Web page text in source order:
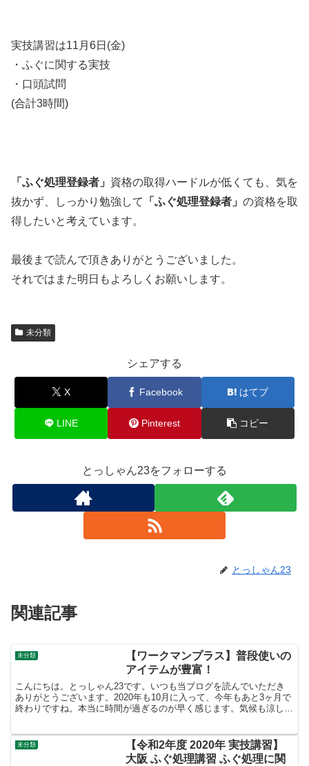
実技講習は11月6日(金)
・ふぐに関する実技
・口頭試問
(合計3時間)
「ふぐ処理登録者」 資格の取得ハードルが低くても、気を
抜かず、しっかり勉強して
「ふぐ処理登録者」 の資格を取
得したいと考えています。
最後まで読んで頂きありがとうございました。
それではまた明日もよろしくお願いします。
未分類
シェアする
X Facebook はてブ
LINE Pinterest コピー
とっしゃん23をフォローする
とっしゃん23
関連記事
未分類
【ワークマンプラス】普段使いの
アイテムが豊富！
こんにちは。とっしゃん23です。いつも当ブログを読んでいただき
ありがとうございます。2020年も10月に入って、今年もあと3ヶ月で
終わりですね。本当に時間が過ぎるのが早く感じます。気候も涼しく
未分類
【令和2年度 2020年 実技講習】
大阪 ふぐ処理講習 ふぐ処理に関